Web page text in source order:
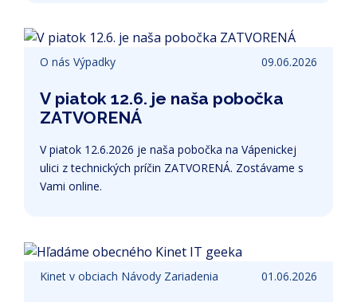
Ďakujeme za pochopenie.
O nás Výpadky 09.06.2026
V piatok 12.6. je naša pobočka
ZATVORENÁ
V piatok 12.6.2026 je naša pobočka na Vápenickej
ulici z technických príčin ZATVORENÁ. Zostávame s
Vami online.
Kinet v obciach Návody Zariadenia 01.06.2026